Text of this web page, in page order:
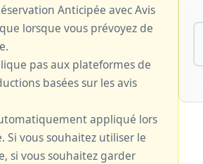
Anticipée avec Avis
lorsque vous prévoyez de
pas aux plateformes de
basées sur les avis
appliqué lors
Si vous souhaitez utiliser le
si vous souhaitez garder